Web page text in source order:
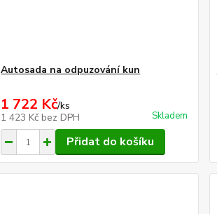
Autosada na odpuzování kun
1 722 Kč/ks
1 423 Kč bez DPH Skladem
Přidat do košíku